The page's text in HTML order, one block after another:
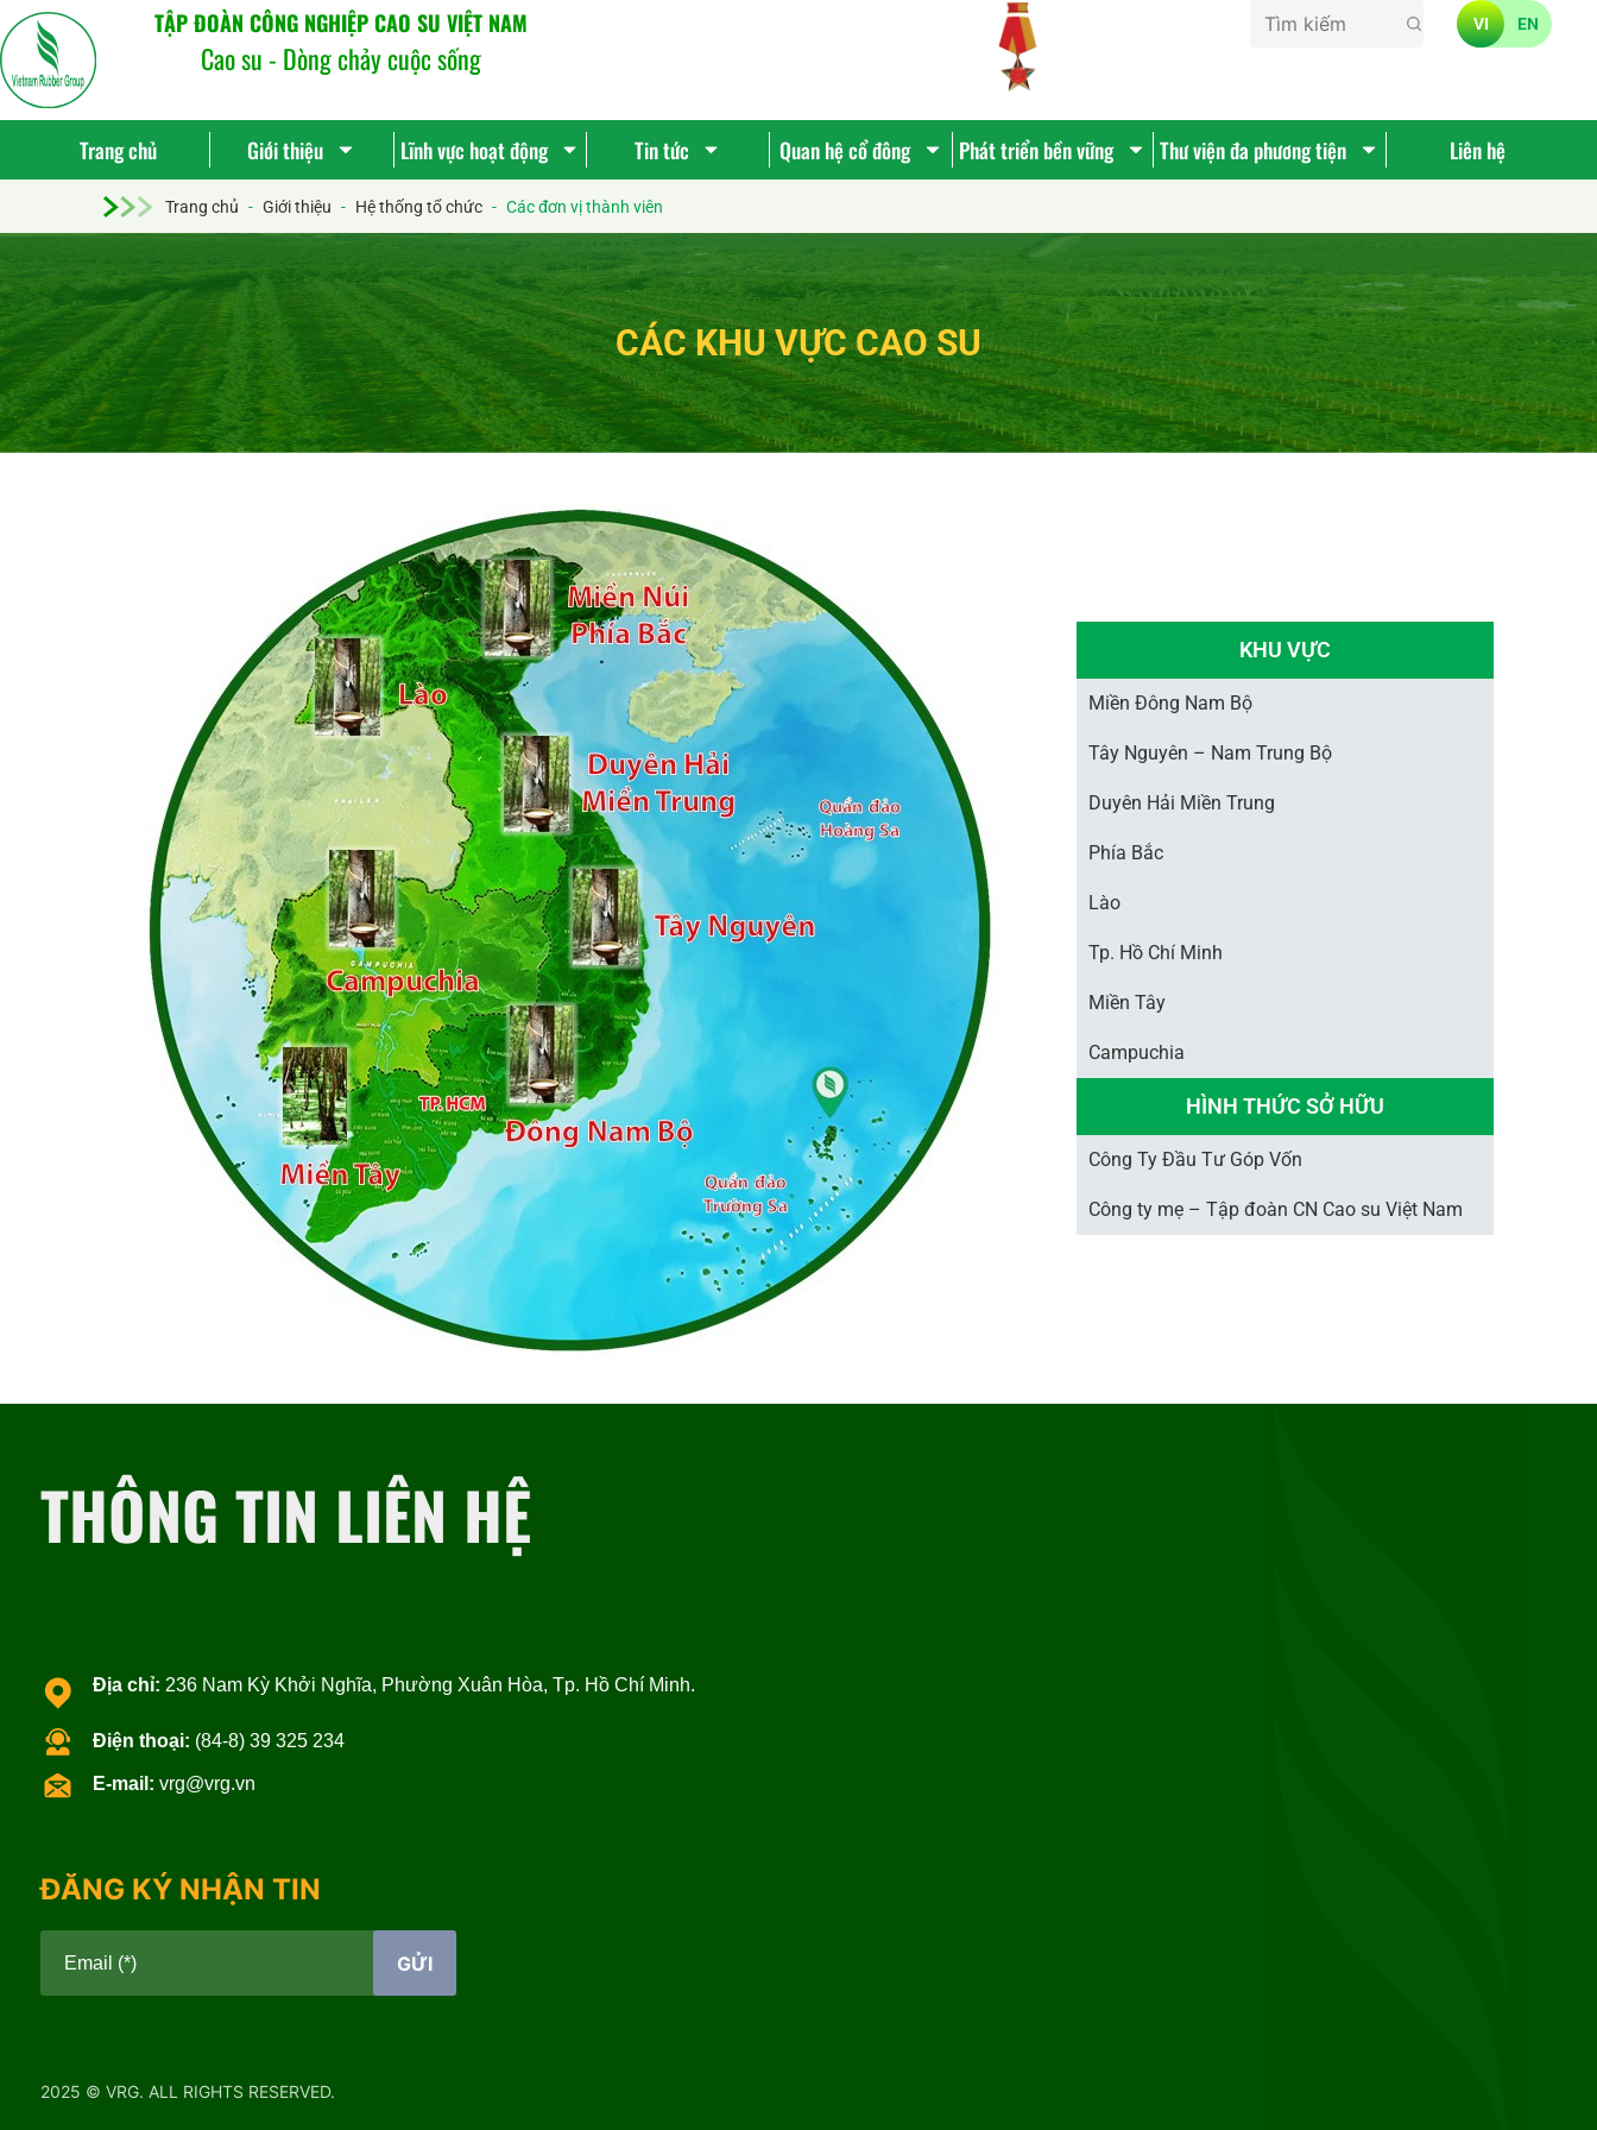
TẬP ĐOÀN CÔNG NGHIỆP CAO SU VIỆT NAM
Cao su - Dòng chảy cuộc sống
VI EN
Trang chủ Giới thiệu Lĩnh vực hoạt động Tin tức Quan hệ cổ đông Phát triển bền vững Thư viện đa phương tiện Liên hệ
Trang chủ - Giới thiệu - Hệ thống tổ chức - Các đơn vị thành viên
CÁC KHU VỰC CAO SU
KHU VỰC
Miền Đông Nam Bộ
Tây Nguyên – Nam Trung Bộ
Duyên Hải Miền Trung
Phía Bắc
Lào
Tp. Hồ Chí Minh
Miền Tây
Campuchia
HÌNH THỨC SỞ HỮU
Công Ty Đầu Tư Góp Vốn
Công ty mẹ – Tập đoàn CN Cao su Việt Nam
THÔNG TIN LIÊN HỆ
Địa chỉ: 236 Nam Kỳ Khởi Nghĩa, Phường Xuân Hòa, Tp. Hồ Chí Minh.
Điện thoại: (84-8) 39 325 234
E-mail: vrg@vrg.vn
ĐĂNG KÝ NHẬN TIN
Email (*) GỬI
2025 © VRG. ALL RIGHTS RESERVED.
kiếm...